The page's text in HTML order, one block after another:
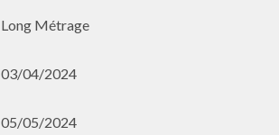
Long Métrage
03/04/2024
05/05/2024